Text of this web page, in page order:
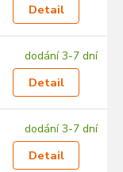
Detail
dodání 3-7 dní
Detail
dodání 3-7 dní
Detail